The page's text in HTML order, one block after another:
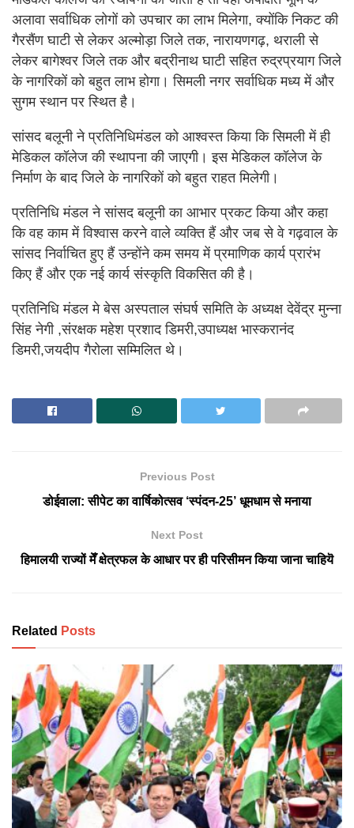
अलावा सर्वाधिक लोगों को उपचार का लाभ मिलेगा, क्योंकि निकट की
गैरसैंण घाटी से लेकर अल्मोड़ा जिले तक, नारायणगढ़, थराली से
लेकर बागेश्वर जिले तक और बद्रीनाथ घाटी सहित रुद्रप्रयाग जिले
के नागरिकों को बहुत लाभ होगा। सिमली नगर सर्वाधिक मध्य में और
सुगम स्थान पर स्थित है।
सांसद बलूनी ने प्रतिनिधिमंडल को आश्वस्त किया कि सिमली में ही
मेडिकल कॉलेज की स्थापना की जाएगी। इस मेडिकल कॉलेज के
निर्माण के बाद जिले के नागरिकों को बहुत राहत मिलेगी।
प्रतिनिधि मंडल ने सांसद बलूनी का आभार प्रकट किया और कहा
कि वह काम में विश्वास करने वाले व्यक्ति हैं और जब से वे गढ़वाल के
सांसद निर्वाचित हुए हैं उन्होंने कम समय में प्रमाणिक कार्य प्रारंभ
किए हैं और एक नई कार्य संस्कृति विकसित की है।
प्रतिनिधि मंडल मे बेस अस्पताल संघर्ष समिति के अध्यक्ष देवेंद्र मुन्ना
सिंह नेगी ,संरक्षक महेश प्रशाद डिमरी,उपाध्यक्ष भास्करानंद
डिमरी,जयदीप गैरोला सम्मिलित थे।
Previous Post
डोईवाला: सीपेट का वार्षिकोत्सव ‘स्पंदन-25’ धूमधाम से मनाया
Next Post
हिमालयी राज्यों मेँ क्षेत्रफल के आधार पर ही परिसीमन किया जाना चाहियॆ
Related Posts